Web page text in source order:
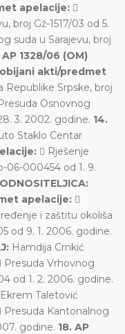
apelacije: 
broj Gž-1517/03 od 5.
suda u Sarajevu, broj
AP 1328/06 (OM)
akti/predmet
Republike Srpske, broj
Osnovnog
3. 2002. godine. 14.
Staklo Centar
 Rješenje
06-000454 od 1. 9.
apelacije: 
i zaštitu okoliša
od 9. 1. 2006. godine.
Hamdija Crnkić
Presuda Vrhovnog
od 1. 2. 2006. godine.
Taletović
Presuda Kantonalnog
godine. 18. AP